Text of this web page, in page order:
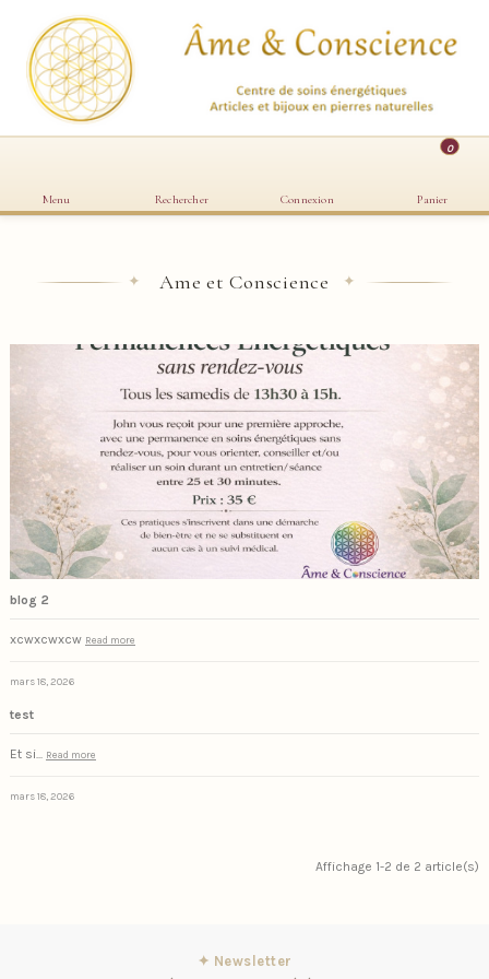
Menu Rechercher Connexion
0
Panier
✦ Ame et Conscience ✦
blog 2
xcwxcwxcw Read more
mars 18, 2026
test
Et si... Read more
mars 18, 2026
Affichage 1-2 de 2 article(s)
✦ Newsletter